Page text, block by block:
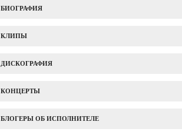
БИОГРАФИЯ
КЛИПЫ
ДИСКОГРАФИЯ
КОНЦЕРТЫ
БЛОГЕРЫ ОБ ИСПОЛНИТЕЛЕ